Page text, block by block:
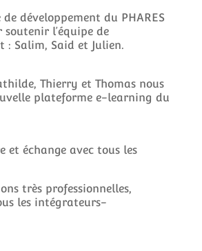
de développement du PHARES
soutenir l’équipe de
: Salim, Said et Julien.
Thierry et Thomas nous
plateforme e-learning du
et échange avec tous les
très professionnelles,
les intégrateurs-